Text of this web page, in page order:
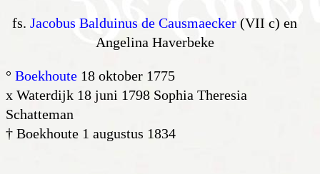
fs.Jacobus Balduinus de Causmaecker (VII c) en
Angelina Haverbeke
° Boekhoute 18 oktober 1775
x Waterdijk 18 juni 1798 Sophia Theresia
Schatteman
† Boekhoute 1 augustus 1834